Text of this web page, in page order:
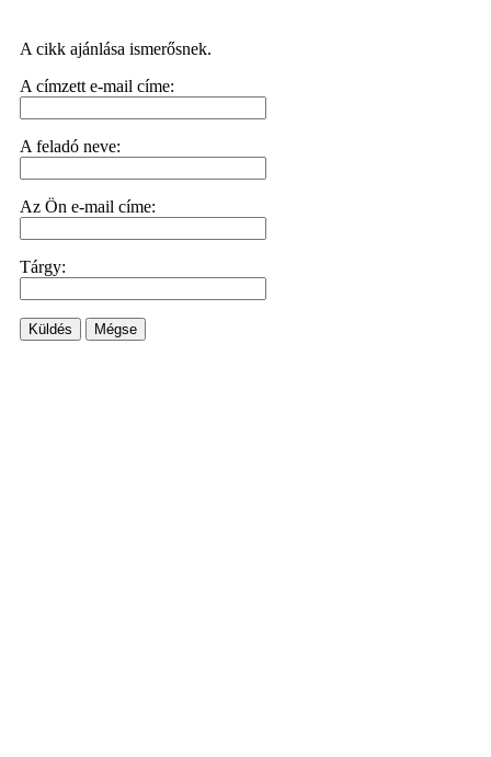
A cikk ajánlása ismerősnek.
A címzett e-mail címe:
A feladó neve:
Az Ön e-mail címe:
Tárgy:
Küldés Mégse